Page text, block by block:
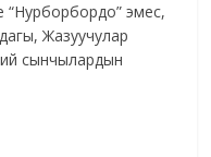
“Нурборбордо” эмес,
Жазуучулар
сынчылардын